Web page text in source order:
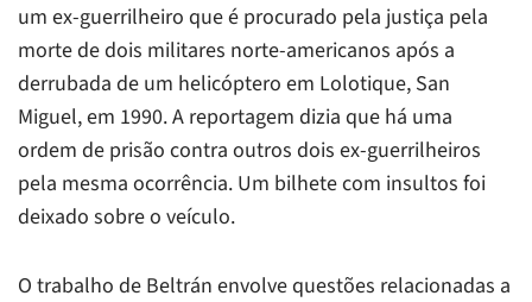
um ex-guerrilheiro que é procurado pela justiça pela
morte de dois militares norte-americanos após a
derrubada de um helicóptero em Lolotique, San
Miguel, em 1990. A reportagem dizia que há uma
ordem de prisão contra outros dois ex-guerrilheiros
pela mesma ocorrência. Um bilhete com insultos foi
deixado sobre o veículo.
O trabalho de Beltrán envolve questões relacionadas a